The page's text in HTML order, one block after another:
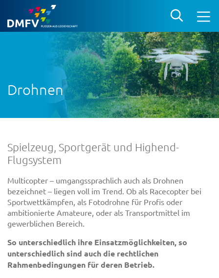
Drohnen
Spielzeug, Sportgerät und Highend-
Flugsystem
Multicopter – umgangssprachlich auch als Drohnen
bezeichnet – liegen voll im Trend. Ob als Racecopter bei
Sportwettkämpfen, als Fotodrohne für Profis oder
ambitionierte Amateure, oder als Transportmittel im
gewerblichen Bereich.
So unterschiedlich ihre Einsatzmöglichkeiten, so
unterschiedlich sind auch die rechtlichen
Rahmenbedingungen für deren Betrieb.